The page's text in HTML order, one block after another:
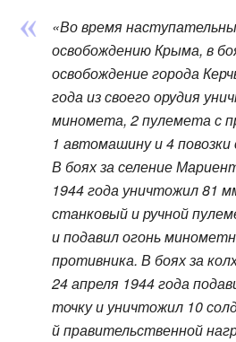
«Во время
освобождению Крыма, в
освобождение города
года из своего орудия
миномета, 2 пулемета с
1 автомашину и 4 повозки
В боях за селение
1944 года уничтожил 81
станковый и ручной
и подавил огонь
противника. В боях за
24 апреля 1944 года
точку и уничтожил 10
й правительственной